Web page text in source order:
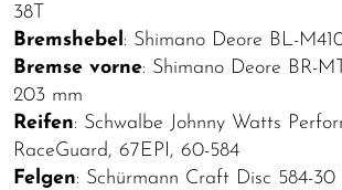
38T
Bremshebel : Shimano Deore BL-
Bremse vorne: Shimano Deore BR-
203 mm
Reifen: Schwalbe Johnny Watts
RaceGuard, 67EPI, 60-584
Felgen: Schürmann Craft Disc 584-30